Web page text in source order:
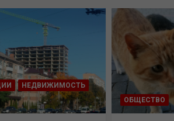
НЕДВИЖИМОСТЬ
ОБЩЕСТВО